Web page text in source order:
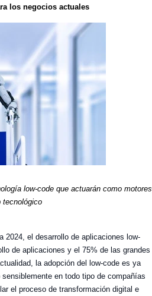
los negocios actuales
low-code que actuarán como motores
tecnológico
2024, el desarrollo de aplicaciones low-
de aplicaciones y el 75% de las grandes
la adopción del low-code es ya
en todo tipo de compañías
el proceso de transformación digital e